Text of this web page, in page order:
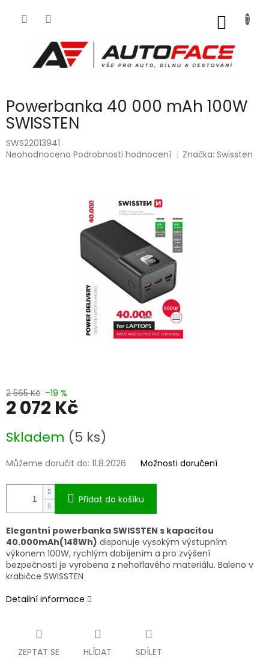
Powerbanka 40 000 mAh 100W
SWISSTEN
SWS22013941
Průměrné
Neohodnoceno Podrobnosti hodnocení Značka:Swissten
2 565 Kč –19 %
2 072 Kč
cena:
Skladem (5 ks)
Můžeme doručit do: 11.8.2026 Možnosti doručení
Přidat do košíku
Elegantní powerbanka SWISSTEN s kapacitou
40.000mAh(148Wh) disponuje vysokým výstupním
výkonem 100W, rychlým dobíjením a pro zvýšení
bezpečnosti je vyrobena z nehořlavého materiálu. Baleno v
krabičce SWISSTEN
Detailní informace
ZEPTAT SE HLÍDAT SDÍLET